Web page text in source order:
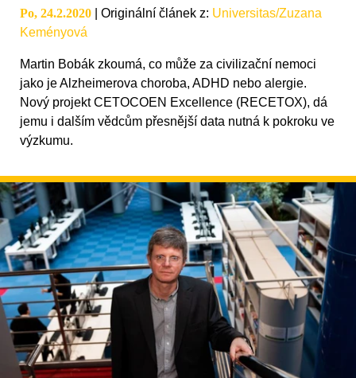
Po, 24.2.2020 Originální článek z: Universitas/Zuzana
Keményová
Martin Bobák zkoumá, co může za civilizační nemoci
jako je Alzheimerova choroba, ADHD nebo alergie.
Nový projekt CETOCOEN Excellence (RECETOX), dá
jemu i dalším vědcům přesnější data nutná k pokroku ve
výzkumu.